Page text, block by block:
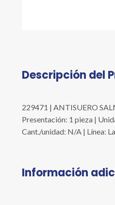
Descripción del
229471 | ANTISUERO
Presentación: 1 pieza |
Cant./unidad: N/A | Línea:
Información